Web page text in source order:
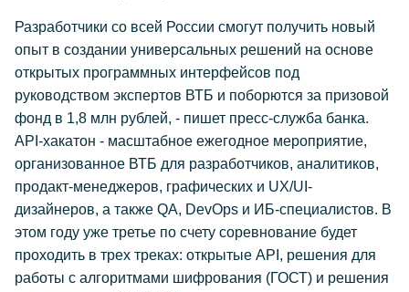
Разработчики со всей России смогут получить новый
опыт в создании универсальных решений на основе
открытых программных интерфейсов под
руководством экспертов ВТБ и поборются за призовой
фонд в 1,8 млн рублей, - пишет пресс-служба банка.
API-хакатон - масштабное ежегодное мероприятие,
организованное ВТБ для разработчиков, аналитиков,
продакт-менеджеров, графических и UX/UI-
дизайнеров, а также QA, DevOps и ИБ-специалистов. В
этом году уже третье по счету соревнование будет
проходить в трех треках: открытые API, решения для
работы с алгоритмами шифрования (ГОСТ) и решения